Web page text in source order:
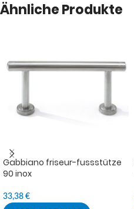
Ähnliche Produkte
Gabbiano friseur-fussstütze
90 inox
33,38 €